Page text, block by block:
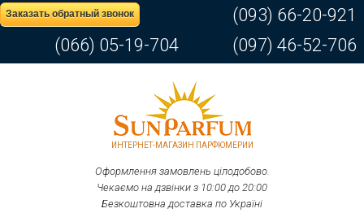
Заказать обратный звонок
(093) 66-20-921
(066) 05-19-704
(097) 46-52-706
ИНТЕРНЕТ-МАГАЗИН ПАРФЮМЕРИИ
Оформлення замовлень цілодобово.
Чекаємо на дзвінки з 10:00 до 20:00
Безкоштовна доставка по Україні